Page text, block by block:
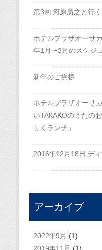
第3回 河原廣之と行
ホテルプラザオーサ
年1月〜3月のスケジ
新年のご挨拶
ホテルプラザオーサ
いTAKAKOのうたの
しくランチ」
2016年12月18日 デ
アーカイブ
2022年9月 (1)
2019年11月 (1)